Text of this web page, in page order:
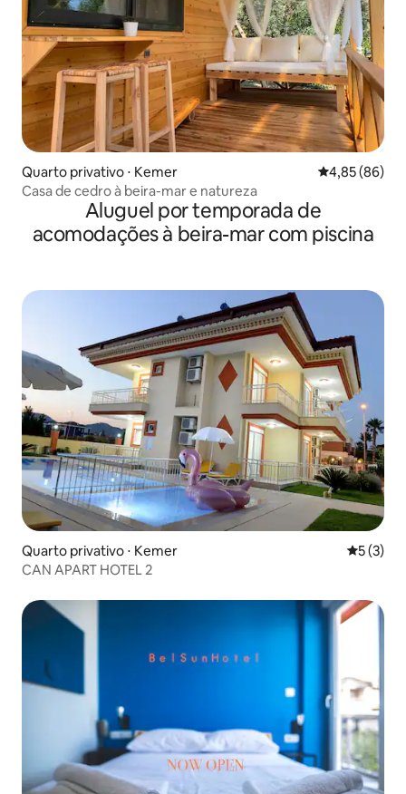
Quarto privativo ⋅ Kemer 4,85 de uma
4,85 (86)
Casa de cedro à beira-mar e natureza
Aluguel por temporada de
acomodações à beira-mar com piscina
Quarto privativo ⋅ Kemer 5 de
5 (3)
CAN APART HOTEL 2